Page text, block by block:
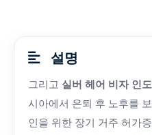
설명
그리고 실버 헤어 비자 인
시아에서 은퇴 후 노후를
인을 위한 장기 거주 허가